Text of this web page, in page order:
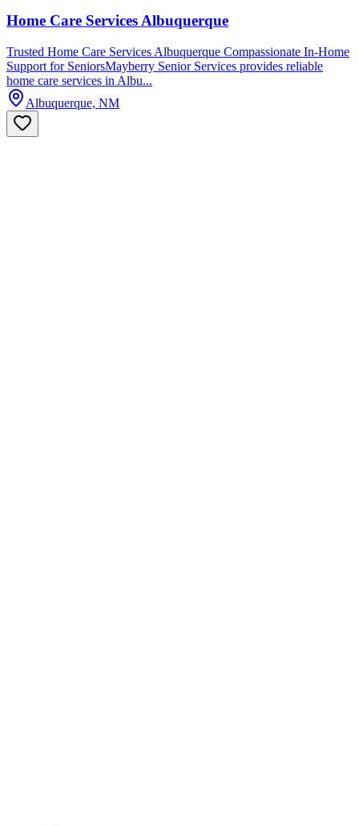
Home Care Services Albuquerque
Trusted Home Care Services Albuquerque Compassionate In-Home
Support for SeniorsMayberry Senior Services provides reliable
home care services in Albu...
Albuquerque, NM